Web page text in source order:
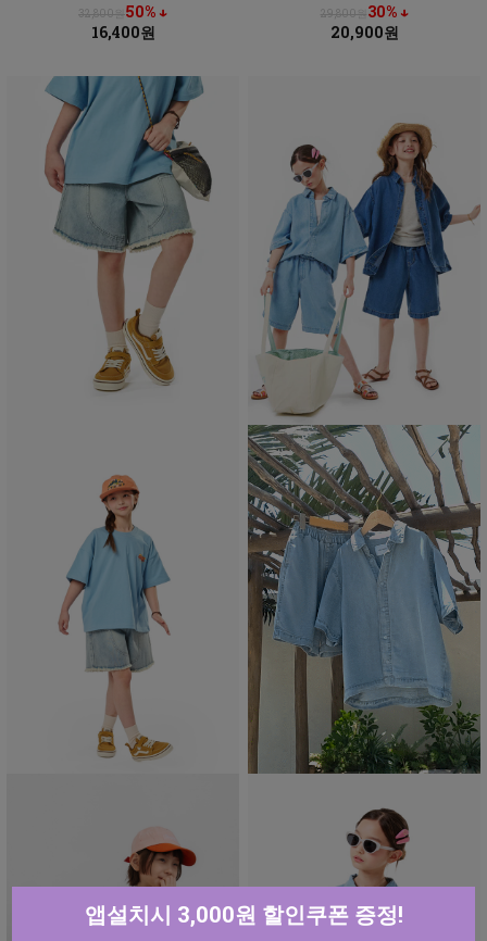
32,800원50% ↓
16,400원
29,800원30% ↓
20,900원
앱설치시 3,000원 할인쿠폰 증정!